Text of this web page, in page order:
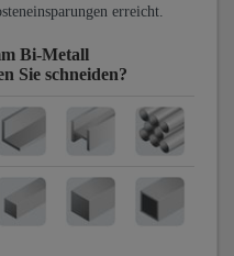
erreicht.
Bi-Metall
Sie schneiden?